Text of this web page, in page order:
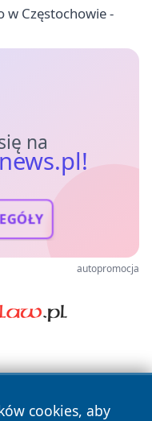
w Częstochowie -
na
autopromocja
cookies, aby